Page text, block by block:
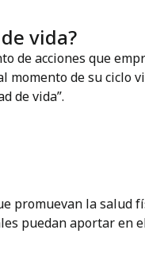
vida?
de acciones que
momento de su
de vida”.
promuevan la salud
puedan aportar